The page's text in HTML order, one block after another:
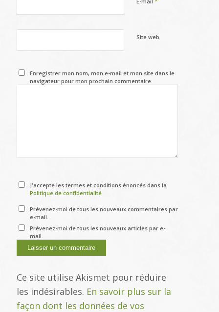
Site web
Enregistrer mon nom, mon e-mail et mon site dans le
navigateur pour mon prochain commentaire.
J'accepte les termes et conditions énoncés dans la
Politique de confidentialité
Prévenez-moi de tous les nouveaux commentaires par
e-mail.
Prévenez-moi de tous les nouveaux articles par e-
mail.
Ce site utilise Akismet pour réduire
les indésirables. En savoir plus sur la
façon dont les données de vos